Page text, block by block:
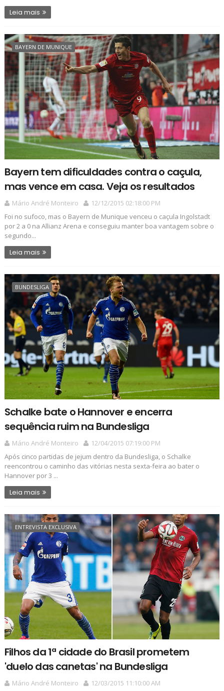
Leia mais
BAYERN DE MUNIQUE
Bayern tem dificuldades contra o caçula,
mas vence em casa. Veja os resultados
Mário André Monteiro
12/12/2015 02:18:00 PM
Foi no sufoco, mas o Bayern de Munique venceu o caçula Ingolstadt
por 2 a 0 na Allianz Arena e conseguiu manter boa vantagem sobre o
segundo...
Leia mais
BUNDESLIGA
Schalke bate o Hannover e encerra
sequência ruim na Bundesliga
Mário André Monteiro
12/04/2015 07:19:00 PM
Após cinco partidas de jejum dentro da Bundesliga, o Schalke
reencontrou o caminho das vitórias nesta sexta-feira ao bater o
Hannover por 3 ...
Leia mais
ENTREVISTA EXCLUSIVA
Filhos da 1ª cidade do Brasil prometem
'duelo das canetas' na Bundesliga
Mário André Monteiro
12/03/2015 11:10:00 AM